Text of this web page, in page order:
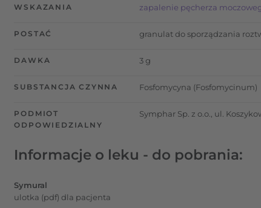
WSKAZANIA zapalenie pęcherza
POSTAĆ granulat do sporządzania
DAWKA 3 g
SUBSTANCJA CZYNNA Fosfomycyna (Fosfomycinum)
PODMIOT
ODPOWIEDZIALNY
Symphar Sp. z o.o., ul.
Informacje o leku - do pobrania:
Symural
ulotka (pdf) dla pacjenta